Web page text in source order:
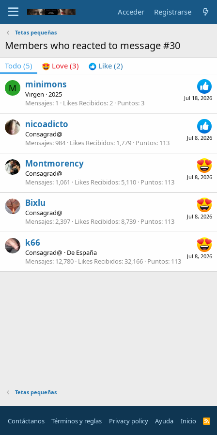
Acceder Registrarse
Tetas pequeñas
Members who reacted to message #30
Todo (5) Love (3) Like (2)
M
Jul 18, 2026
minimons
Virgen ·2025
Mensajes 1 Likes Recibidos 2 Puntos 3
Jul 8, 2026
nicoadicto
Consagrad@
Mensajes 984 Likes Recibidos 1,779 Puntos 113
Jul 8, 2026
Montmorency
Consagrad@
Mensajes 1,061 Likes Recibidos 5,110 Puntos 113
Jul 8, 2026
Bixlu
Consagrad@
Mensajes 2,397 Likes Recibidos 8,739 Puntos 113
Jul 8, 2026
k66
Consagrad@ · De España
Mensajes 12,780 Likes Recibidos 32,166 Puntos 113
Tetas pequeñas
Contáctanos Términos y reglas Privacy policy Ayuda Inicio